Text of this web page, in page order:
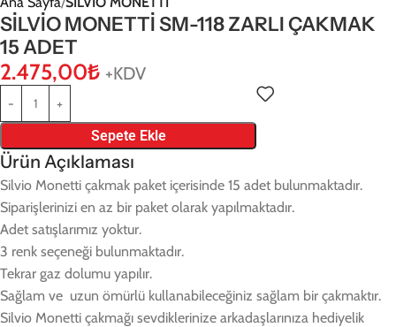
SİLVİO MONETTİ SM-118 ZARLI ÇAKMAK
15 ADET
2.475,00₺ +KDV
Sepete Ekle
Ürün Açıklaması
Silvio Monetti çakmak paket içerisinde 15 adet bulunmaktadır.
Siparişlerinizi en az bir paket olarak yapılmaktadır.
Adet satışlarımız yoktur.
3 renk seçeneği bulunmaktadır.
Tekrar gaz dolumu yapılır.
Sağlam ve uzun ömürlü kullanabileceğiniz sağlam bir çakmaktır.
Silvio Monetti çakmağı sevdiklerinize arkadaşlarınıza hediyelik